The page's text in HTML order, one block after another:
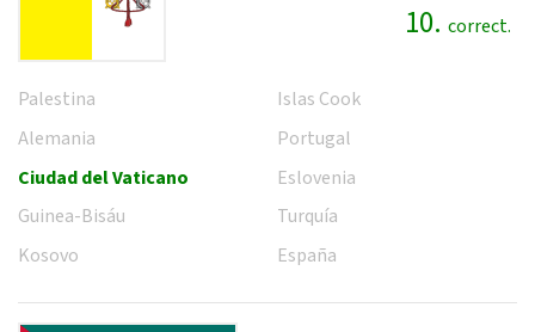
10. correct.
Palestina
Alemania
Ciudad del Vaticano
Guinea-Bisáu
Kosovo
Islas Cook
Portugal
Eslovenia
Turquía
España